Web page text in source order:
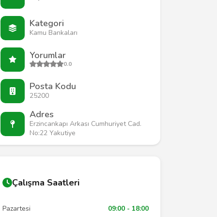
Kategori
Kamu Bankaları
Yorumlar
0.0
Posta Kodu
25200
Adres
Erzincankapı Arkası Cumhuriyet Cad.
No:22 Yakutiye
Çalışma Saatleri
Pazartesi 09:00 - 18:00